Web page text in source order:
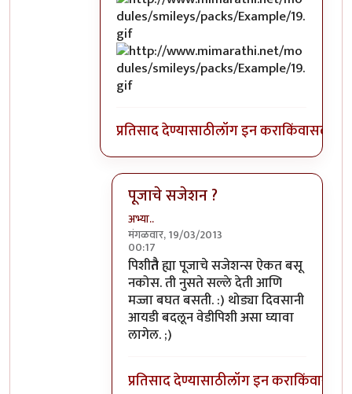
प्रतिसाद देण्यासाठीलॉग इन कराकिंवासदस्य
पूजाचे सजेशन ?
अभ्या..
मंगळवार, 19/03/2013
00:17
In reply to@टांगुन ठेव च्यामारी ... >>>
पिशीतैह्या पूजाचे सजेशन्स ऐकत बसू
नकोस. ती नुसते सल्ले देती आणि
मज्जा बघत बसती. :) थोड्या दिवसानी
आयडी बदलून वेडीपिशी असा घ्यावा
लागेल. ;)
प्रतिसाद देण्यासाठीलॉग इन कराकिंवा